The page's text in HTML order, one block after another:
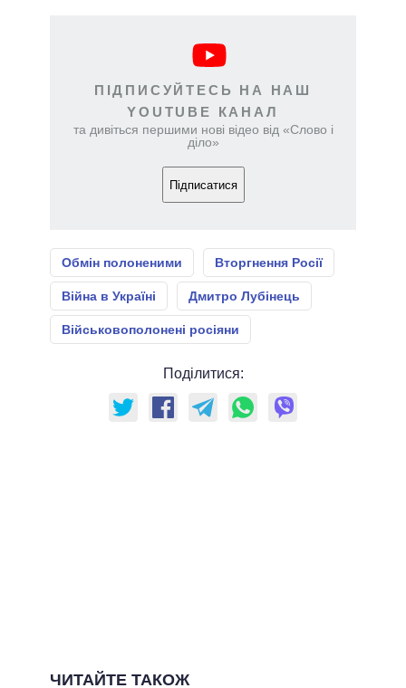
ПІДПИСУЙТЕСЬ НА НАШ
YOUTUBE КАНАЛ
та дивіться першими нові відео від «Слово і
діло»
Підписатися
Обмін полоненими Вторгнення Росії
Війна в Україні Дмитро Лубінець
Військовополонені росіяни
Поділитися:
ЧИТАЙТЕ ТАКОЖ